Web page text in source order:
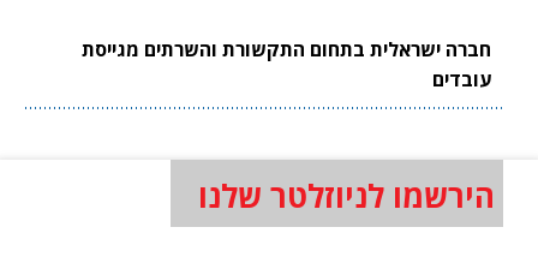
חברה ישראלית בתחום התקשורת והשרתים מגייסת
עובדים
הירשמו לניוזלטר שלנו